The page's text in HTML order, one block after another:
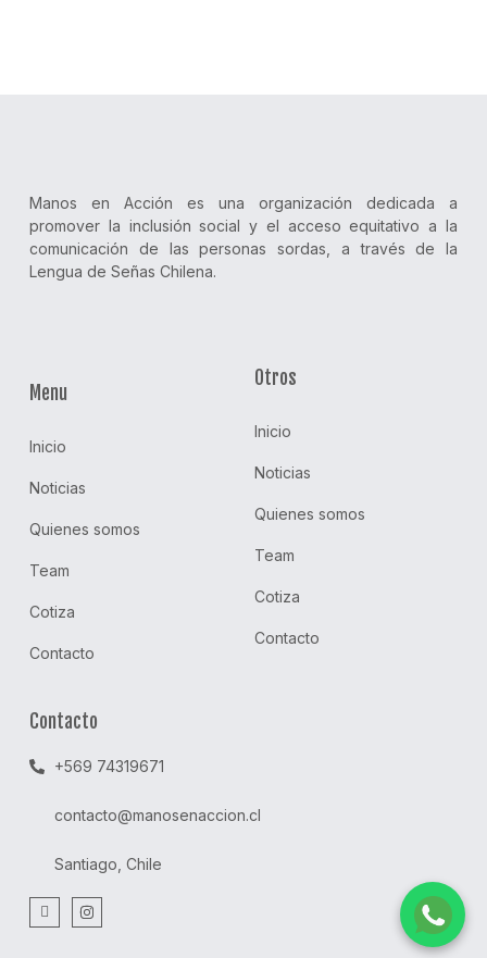
Manos en Acción es una organización dedicada a
promover la inclusión social y el acceso equitativo a la
comunicación de las personas sordas, a través de la
Lengua de Señas Chilena.
Menu
Inicio
Noticias
Quienes somos
Team
Cotiza
Contacto
Otros
Inicio
Noticias
Quienes somos
Team
Cotiza
Contacto
Contacto
+569 74319671
contacto@manosenaccion.cl
Santiago, Chile
S
o
c
I
n
s